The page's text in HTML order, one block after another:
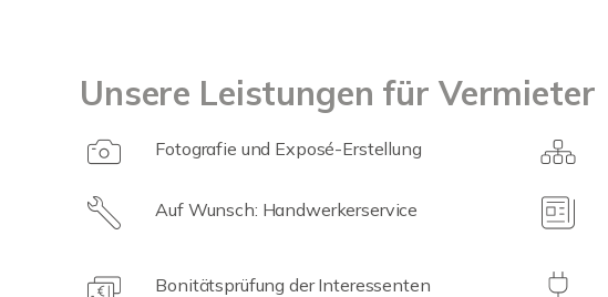
Unsere Leistungen für Vermieter
Fotografie und Exposé-Erstellung
Auf Wunsch: Handwerkerservice
Bonitätsprüfung der Interessenten